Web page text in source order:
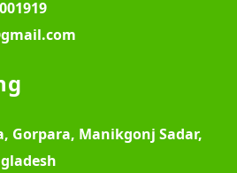
Gorpara, Manikgonj Sadar,